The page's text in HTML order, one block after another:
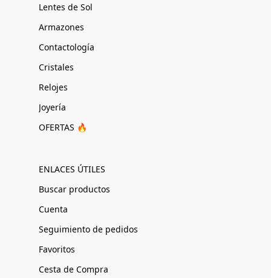
Lentes de Sol
Armazones
Contactología
Cristales
Relojes
Joyería
OFERTAS 🔥
ENLACES ÚTILES
Buscar productos
Cuenta
Seguimiento de pedidos
Favoritos
Cesta de Compra